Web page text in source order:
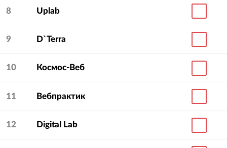
8 Uplab
9 D`Terra
10 Космос-Веб
11 Вебпрактик
12 Digital Lab